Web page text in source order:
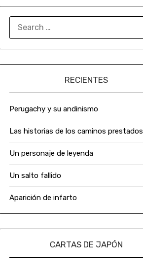
RECIENTES
Perugachy y su andinismo
Las historias de los caminos prestados
Un personaje de leyenda
Un salto fallido
Aparición de infarto
CARTAS DE JAPÓN